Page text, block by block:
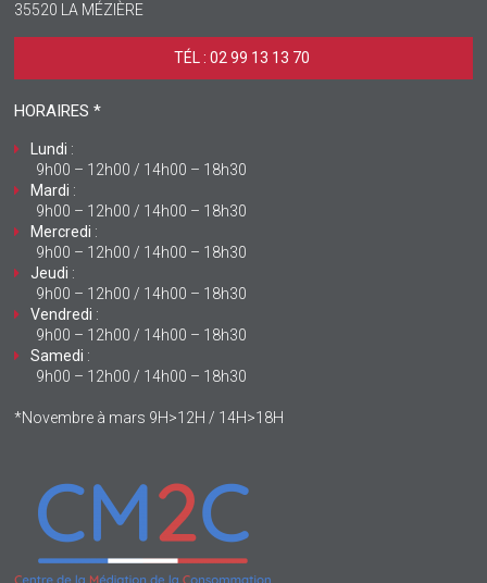
35520 LA MÉZIÈRE
TÉL : 02 99 13 13 70 ‎
HORAIRES *
Lundi :
9h00 – 12h00 / 14h00 – 18h30
Mardi :
9h00 – 12h00 / 14h00 – 18h30
Mercredi :
9h00 – 12h00 / 14h00 – 18h30
Jeudi :
9h00 – 12h00 / 14h00 – 18h30
Vendredi :
9h00 – 12h00 / 14h00 – 18h30
Samedi :
9h00 – 12h00 / 14h00 – 18h30
*Novembre à mars 9H>12H / 14H>18H